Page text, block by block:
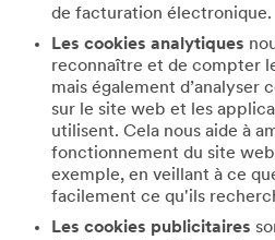
de facturation électronique.
Les cookies analytiques
reconnaître et de compter
mais également d’analyser
sur le site web et les
utilisent. Cela nous aide à
fonctionnement du site
exemple, en veillant à ce
facilement ce qu'ils
Les cookies publicitaires